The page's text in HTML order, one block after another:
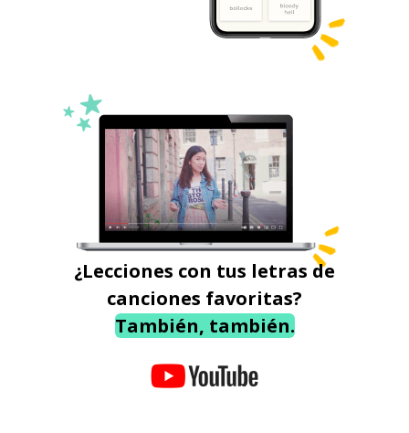
¿Lecciones con tus letras de
canciones favoritas?
También, también.